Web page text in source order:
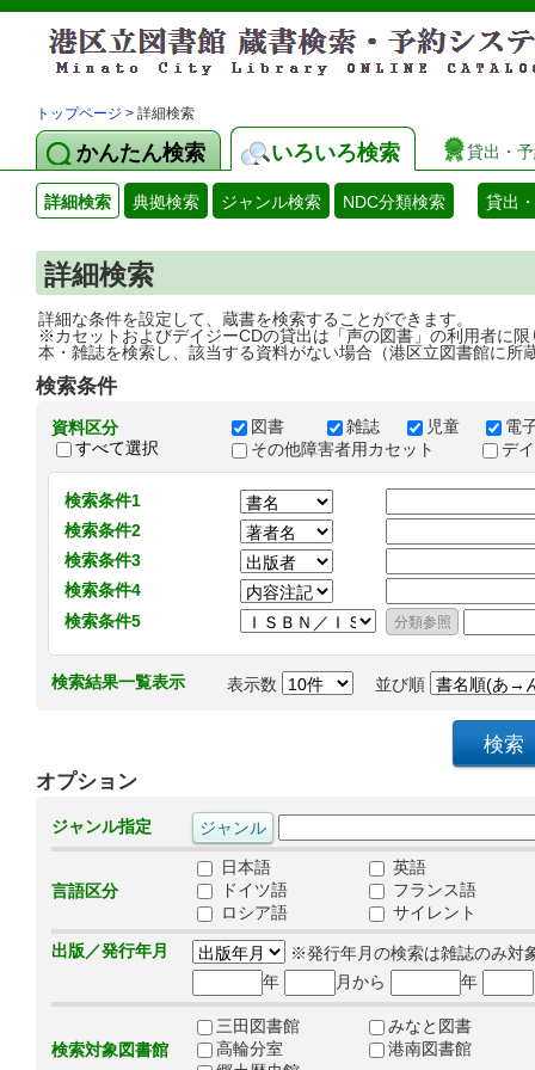
トップページ > 詳細検索
かんたん検索 いろいろ検索 貸出・
詳細検索 典拠検索 ジャンル検索 NDC分類検索 貸出
詳細検索
詳細な条件を設定して、蔵書を検索することができます。
※カセットおよびデイジーCDの貸出は「声の図書」の利用者に限
本・雑誌を検索し、該当する資料がない場合（港区立図書館に所
検索条件
資料区分
すべて選択
図書 雑誌 児童
電
その他障害者用カセット
デ
検索条件1
検索条件2
検索条件3
検索条件4
検索条件5
検索結果一覧表示 表示数 並び順
オプション
ジャンル指定
言語区分
日本語
英語
ドイツ語
フランス語
ロシア語
サイレント
出版／発行年月
※発行年月の検索は雑誌のみ対
年
月から 年
検索対象図書館
三田図書館
みなと図書
高輪分室
港南図書館